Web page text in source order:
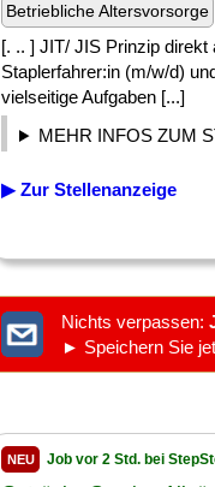
Betriebliche Altersvorsorge
[. .. ] JIT/ JIS Prinzip direkt
Staplerfahrer:in (m/w/d)
vielseitige Aufgaben [...]
MEHR INFOS ZUM
▶ Zur Stellenanzeige
Nichts verpassen:
► Speichern Sie
NEU Job vor 2 Std. bei